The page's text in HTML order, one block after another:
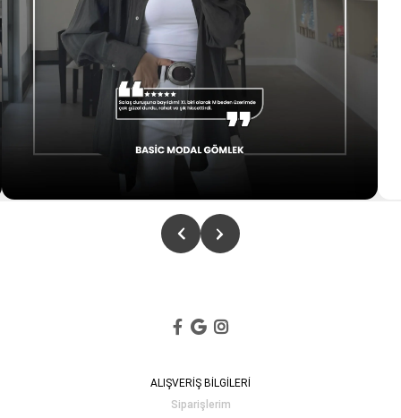
ALIŞVERİŞ BİLGİLERİ
Siparişlerim